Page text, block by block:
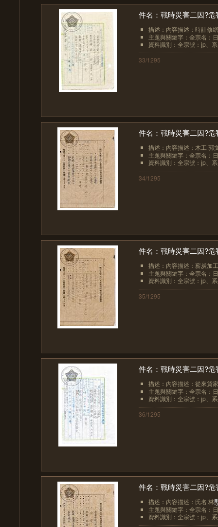
件名：戰時災害二因?
描述：內容描述：時計修
主題與關鍵字：全宗名：
資料識別：全宗號：jp、
33/1295
件名：戰時災害二因?
描述：內容描述：木工 郭
主題與關鍵字：全宗名：
資料識別：全宗號：jp、
34/1295
件名：戰時災害二因?
描述：內容描述：薪炭加
主題與關鍵字：全宗名：
資料識別：全宗號：jp、
35/1295
件名：戰時災害二因?
描述：內容描述：從來貸
主題與關鍵字：全宗名：
資料識別：全宗號：jp、
36/1295
件名：戰時災害二因?
描述：內容描述：氏名 林
主題與關鍵字：全宗名：
資料識別：全宗號：jp、